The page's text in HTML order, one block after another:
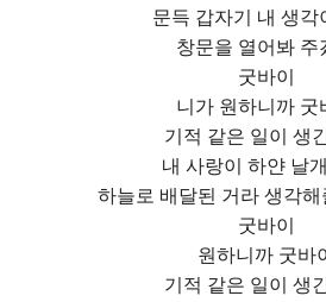
문득 갑자기 내 생각
창문을 열어봐 주
굿바이
니가 원하니까 굿
기적 같은 일이 생
내 사랑이 하얀 날
하늘로 배달된 거라 생각
굿바이
원하니까 굿바
기적 같은 일이 생